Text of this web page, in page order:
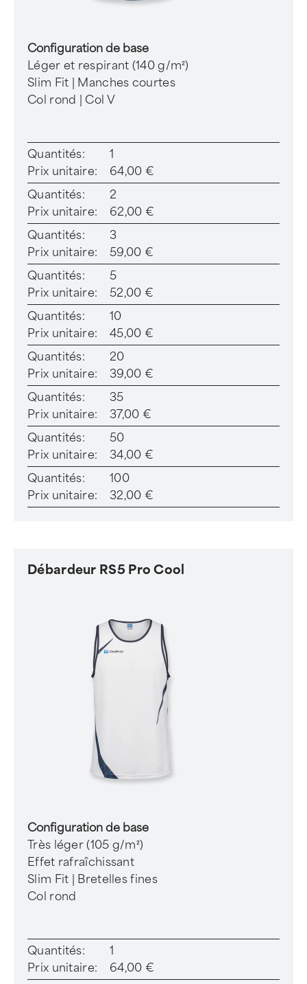
Configuration de base
Léger et respirant (140 g/m²)
Slim Fit | Manches courtes
Col rond | Col V
Quantités:
1
Prix unitaire:
64,00 €
Quantités:
2
Prix unitaire:
62,00 €
Quantités:
3
Prix unitaire:
59,00 €
Quantités:
5
Prix unitaire:
52,00 €
Quantités:
10
Prix unitaire:
45,00 €
Quantités:
20
Prix unitaire:
39,00 €
Quantités:
35
Prix unitaire:
37,00 €
Quantités:
50
Prix unitaire:
34,00 €
Quantités:
100
Prix unitaire:
32,00 €
Débardeur RS5 Pro Cool
Configuration de base
Très léger (105 g/m²)
Effet rafraîchissant
Slim Fit | Bretelles fines
Col rond
Quantités:
1
Prix unitaire:
64,00 €